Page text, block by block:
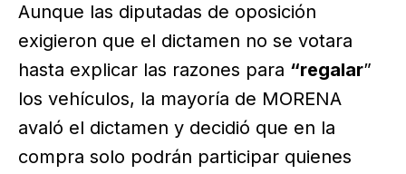
Aunque las diputadas de oposición
exigieron que el dictamen no se votara
hasta explicar las razones para “regalar”
los vehículos, la mayoría de MORENA
avaló el dictamen y decidió que en la
compra solo podrán participar quienes